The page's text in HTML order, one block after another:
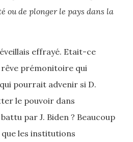
ou de plonger le pays dans la
effrayé. Etait-ce
prémonitoire qui
pourrait advenir si D.
le pouvoir dans
par J. Biden ? Beaucoup
les institutions